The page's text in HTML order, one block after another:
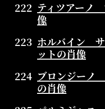
222 ティツアーノ
像
223 ホルバイン サ
ットの肖像
224 ブロンジーノ
の肖像